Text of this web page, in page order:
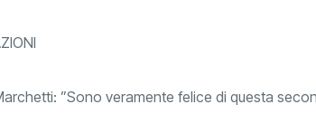
”Sono veramente felice di questa